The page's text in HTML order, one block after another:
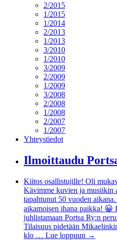
2/2015
1/2015
1/2014
2/2013
1/2013
3/2010
1/2010
3/2009
2/2009
1/2009
3/2008
2/2008
1/2008
2/2007
1/2007
Yhteystiedot
Ilmoittaudu
Kiitos osallistujille! Oli
Kävimme kuvien ja musiikin
tapahtunut 50 vuoden
aikamoisen ihana paikka! 😀
juhlistamaan Portsa Ry:n
Tilaisuus pidetään
klo … Lue loppuun →